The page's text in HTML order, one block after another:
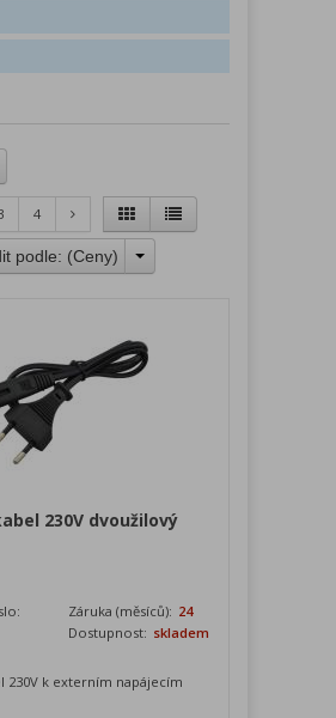
4
podle: (Ceny)
230V dvoužilový
Záruka (měsíců): 24
Dostupnost: skladem
230V k externím napájecím